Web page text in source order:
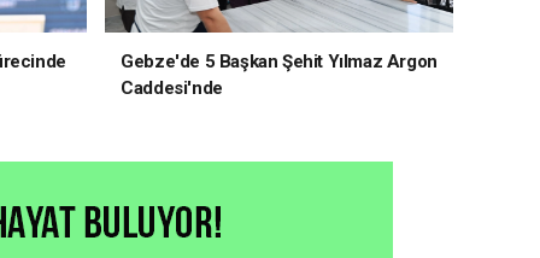
Gebze'de 5 Başkan Şehit Yılmaz Argon
Caddesi'nde